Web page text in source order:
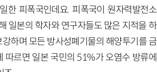
한 피폭국인데요. 피폭국이 원자력발전소
일본의 학자와 연구자들도 많은 지적을 하
하며 모든 방사성폐기물의 해양투기를 금
따르면 일본 국민의 51%가 오염수 방류에